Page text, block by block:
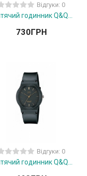
Відгуки: 0
годинник Q&Q...
730ГРН
Відгуки: 0
годинник Q&Q...